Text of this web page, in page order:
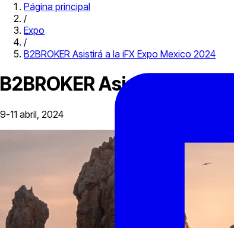
Página principal
/
Expo
/
B2BROKER Asistirá a la iFX Expo Mexico 2024
B2BROKER Asistirá a la
9-11 abril, 2024